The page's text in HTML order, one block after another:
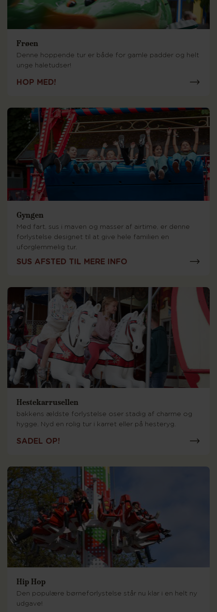
Frøen
Denne hoppende tur er både for gamle padder og helt
unge haletudser!
HOP MED!
Gyngen
Med fart, sus i maven og masser af airtime, er denne
forlystelse designet til at give hele familien en
uforglemmelig tur.
SUS AFSTED TIL MERE INFO
Hestekarrusellen
bakkens ældste forlystelse oser stadig af charme og
hygge. Nyd en rolig tur i karret eller på hesteryg.
SADEL OP!
Hip Hop
Den populære børneforlystelse står nu klar i en helt ny
udgave!